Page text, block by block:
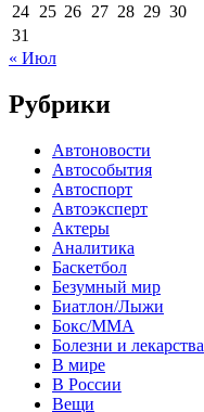
24 25 26 27 28 29 30
31
« Июл
Рубрики
Автоновости
Автособытия
Автоспорт
Автоэксперт
Актеры
Аналитика
Баскетбол
Безумный мир
Биатлон/Лыжи
Бокс/MMA
Болезни и лекарства
В мире
В России
Вещи